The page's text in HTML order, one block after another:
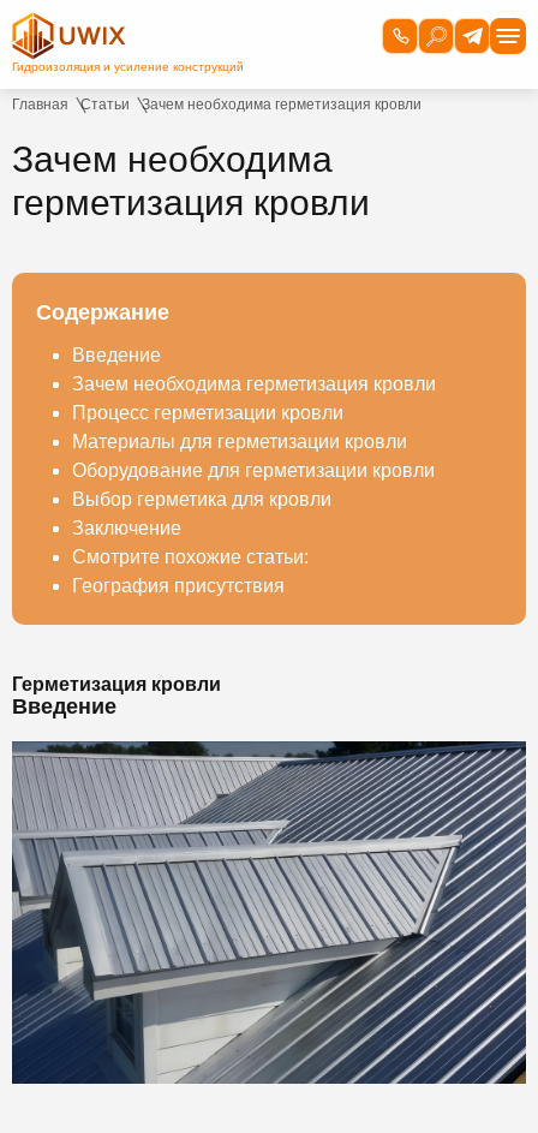
Главная Статьи Зачем необходима герметизация кровли
Зачем необходима
герметизация кровли
Содержание
Введение
Зачем необходима герметизация кровли
Процесс герметизации кровли
Материалы для герметизации кровли
Оборудование для герметизации кровли
Выбор герметика для кровли
Заключение
Смотрите похожие статьи:
География присутствия
Герметизация кровли
Введение